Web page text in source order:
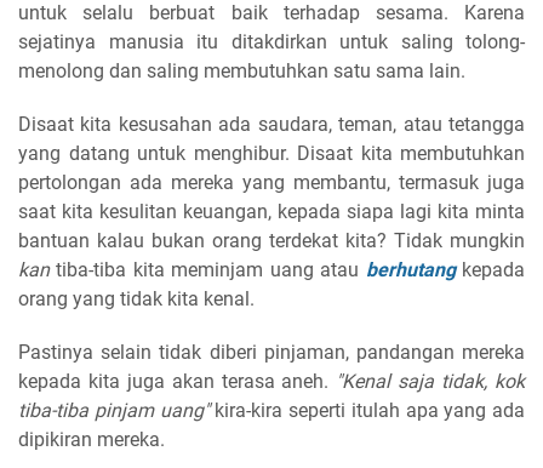
untuk selalu berbuat baik terhadap sesama. Karena
sejatinya manusia itu ditakdirkan untuk saling tolong-
menolong dan saling membutuhkan satu sama lain.
Disaat kita kesusahan ada saudara, teman, atau tetangga
yang datang untuk menghibur. Disaat kita membutuhkan
pertolongan ada mereka yang membantu, termasuk juga
saat kita kesulitan keuangan, kepada siapa lagi kita minta
bantuan kalau bukan orang terdekat kita? Tidak mungkin
kantiba-tiba kita meminjam uang atau berhutangkepada
orang yang tidak kita kenal.
Pastinya selain tidak diberi pinjaman, pandangan mereka
kepada kita juga akan terasa aneh. "Kenal saja tidak, kok
tiba-tiba pinjam uang"kira-kira seperti itulah apa yang ada
dipikiran mereka.